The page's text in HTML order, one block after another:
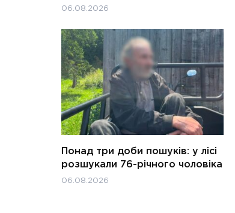
06.08.2026
Понад три доби пошуків: у лісі
розшукали 76-річного чоловіка
06.08.2026